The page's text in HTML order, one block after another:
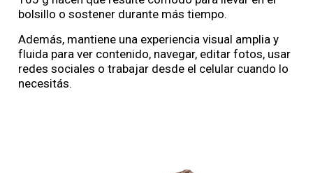
bolsillo o sostener durante más tiempo.
Además, mantiene una experiencia visual amplia y
fluida para ver contenido, navegar, editar fotos, usar
redes sociales o trabajar desde el celular cuando lo
necesitás.